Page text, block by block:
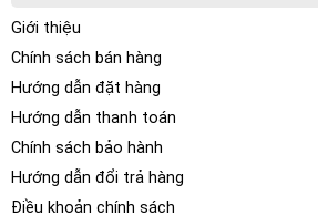
Giới thiệu
Chính sách bán hàng
Hướng dẫn đặt hàng
Hướng dẫn thanh toán
Chính sách bảo hành
Hướng dẫn đổi trả hàng
Điều khoản chính sách